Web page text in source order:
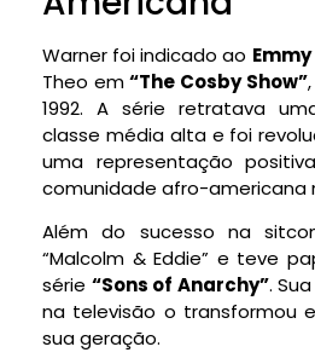
Warner foi indicado ao Emmy
Theo em“The Cosby Show”
1992. A série retratava
classe média alta e foi
uma representação
comunidade afro-americana
Além do sucesso na
“Malcolm & Eddie” e teve
série “Sons of Anarchy”.
na televisão o transformou
sua geração.